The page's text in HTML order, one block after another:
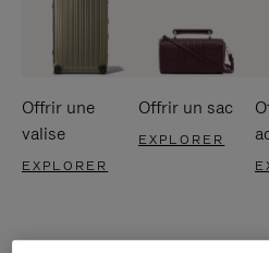
Offrir une
valise
EXPLORER
Offrir un sac
EXPLORER